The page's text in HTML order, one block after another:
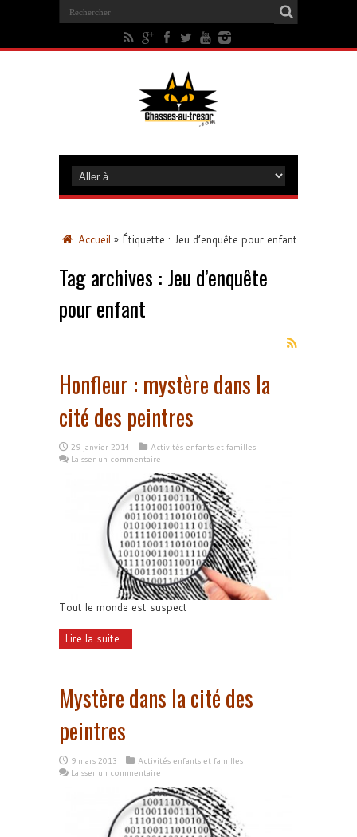
Accueil » Étiquette : Jeu d’enquête pour enfant
Tag archives : Jeu d’enquête
pour enfant
Honfleur : mystère dans la
cité des peintres
29 janvier 2014
Activités enfants et familles
Laisser un commentaire
Tout le monde est suspect
Lire la suite...
Mystère dans la cité des
peintres
9 mars 2013
Activités enfants et familles
Laisser un commentaire